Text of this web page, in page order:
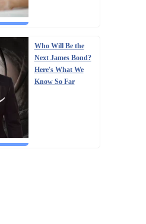
Who Will Be the
Next James Bond?
Here's What We
Know So Far